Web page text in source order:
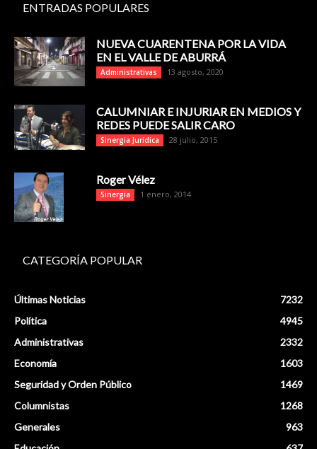
ENTRADAS POPULARES
NUEVA CUARENTENA POR LA VIDA
EN EL VALLE DE ABURRÁ
Administrativas 13 agosto, 2020
CALUMNIAR E INJURIAR EN MEDIOS Y
REDES PUEDE SALIR CARO
Sinergia Jurídica 28 julio, 2015
Roger Vélez
Sinergia 1 enero, 2014
CATEGORÍA POPULAR
Últimas Noticias
7232
Política
4945
Administrativas
2332
Economía
1603
Seguridad y Orden Público
1469
Columnistas
1268
Generales
963